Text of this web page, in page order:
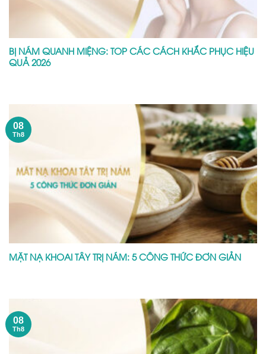
BỊ NÁM QUANH MIỆNG: TOP CÁC CÁCH KHẮC PHỤC HIỆU
QUẢ 2026
MẶT NẠ KHOAI TÂY TRỊ NÁM: 5 CÔNG THỨC ĐƠN GIẢN
08
Th8
08
Th8